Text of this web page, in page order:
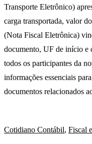
Transporte Eletrônico)
carga transportada, valor
(Nota Fiscal Eletrônica)
documento, UF de início e
todos os participantes da
informações essenciais
documentos relacionados
Cotidiano Contábil, Fiscal